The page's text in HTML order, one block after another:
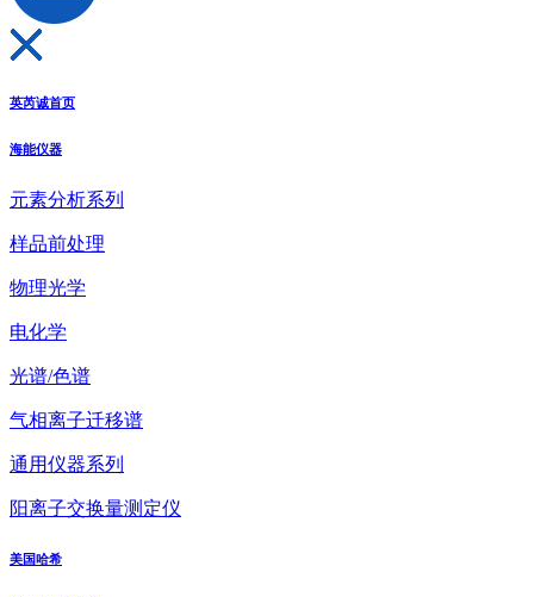
英芮诚首页
海能仪器
元素分析系列
样品前处理
物理光学
电化学
光谱/色谱
气相离子迁移谱
通用仪器系列
阳离子交换量测定仪
美国哈希